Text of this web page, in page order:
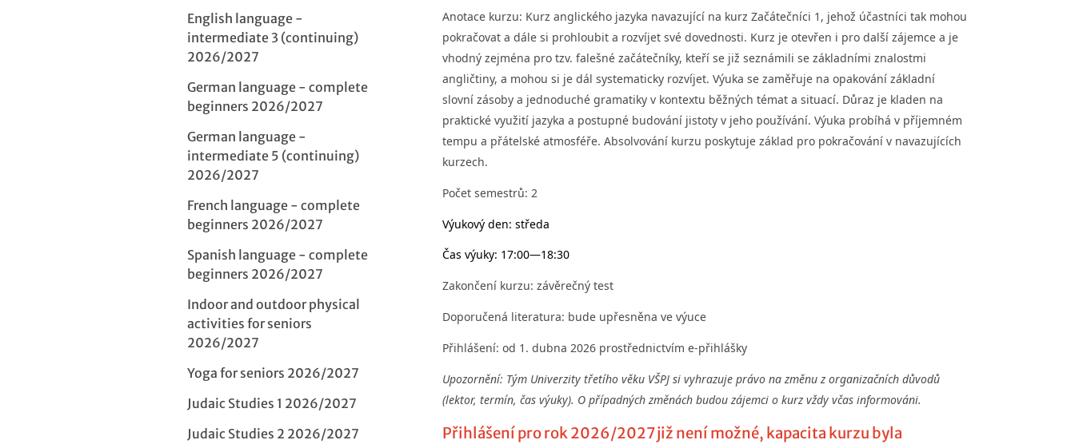
English language -
intermediate 3 (continuing)
2026/2027
German language - complete
beginners 2026/2027
German language -
intermediate 5 (continuing)
2026/2027
French language - complete
beginners 2026/2027
Spanish language - complete
beginners 2026/2027
Indoor and outdoor physical
activities for seniors
2026/2027
Yoga for seniors 2026/2027
Judaic Studies 1 2026/2027
Judaic Studies 2 2026/2027
Anotace kurzu: Kurz anglického jazyka navazující na kurz Začátečníci 1, jehož účastníci tak mohou
pokračovat a dále si prohloubit a rozvíjet své dovednosti. Kurz je otevřen i pro další zájemce a je
vhodný zejména pro tzv. falešné začátečníky, kteří se již seznámili se základními znalostmi
angličtiny, a mohou si je dál systematicky rozvíjet. Výuka se zaměřuje na opakování základní
slovní zásoby a jednoduché gramatiky v kontextu běžných témat a situací. Důraz je kladen na
praktické využití jazyka a postupné budování jistoty v jeho používání. Výuka probíhá v příjemném
tempu a přátelské atmosféře. Absolvování kurzu poskytuje základ pro pokračování v navazujících
kurzech.
Počet semestrů: 2
Výukový den: středa
Čas výuky: 17:00—18:30
Zakončení kurzu: závěrečný test
Doporučená literatura: bude upřesněna ve výuce
Přihlášení: od 1. dubna 2026 prostřednictvím e-přihlášky
Upozornění: Tým Univerzity třetího věku VŠPJ si vyhrazuje právo na změnu z organizačních důvodů
(lektor, termín, čas výuky). O případných změnách budou zájemci o kurz vždy včas informováni.
Přihlášení pro rok 2026/2027 již není možné, kapacita kurzu byla